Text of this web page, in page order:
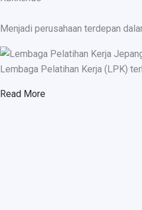
Menjadi perusahaan terdepan
Lembaga Pelatihan Kerja (LPK)
Read More